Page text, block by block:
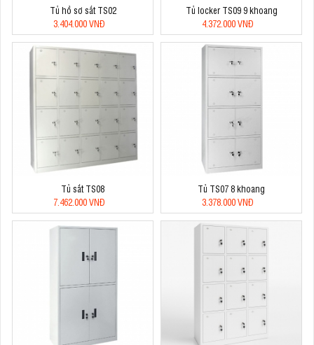
Tủ hồ sơ sắt TS02
3.404.000 VNĐ
Tủ locker TS09 9 khoang
4.372.000 VNĐ
Tủ sắt TS08
7.462.000 VNĐ
Tủ TS07 8 khoang
3.378.000 VNĐ